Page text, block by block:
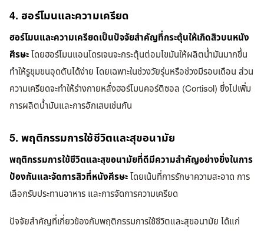
4. ฮอร์โมนและความเครียด
ฮอร์โมนและความเครียดเป็นปัจจัยสำคัญที่กระตุ้นให้เกิดสิวบนหนัง
ศีรษะโดยฮอร์โมนแอนโดรเจนจะกระตุ้นต่อมไขมันให้ผลิตน้ำมันมากขึ้น
ทำให้รูขุมขนอุดตันได้ง่าย โดยเฉพาะในช่วงวัยรุ่นหรือช่วงมีรอบเดือน ส่วน
ความเครียดจะทำให้ร่างกายหลั่งฮอร์โมนคอร์ติซอล (Cortisol) ซึ่งไปเพิ่ม
การผลิตน้ำมันและการอักเสบเช่นกัน
5. พฤติกรรมการใช้ชีวิตและสุขอนามัย
พฤติกรรมการใช้ชีวิตและสุขอนามัยที่ดีมีความสำคัญอย่างยิ่งในการ
ป้องกันและจัดการสิวที่หนังศีรษะโดยเน้นที่การรักษาความสะอาด การ
เลือกรับประทานอาหาร และการจัดการความเครียด
ปัจจัยสำคัญที่เกี่ยวข้องกับพฤติกรรมการใช้ชีวิตและสุขอนามัย ได้แก่